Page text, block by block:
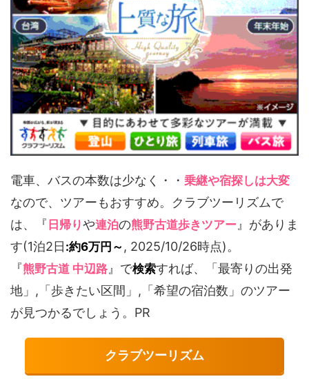
電車、バスの本数は少なく・・ 乗継や宿探しは大変
なので、ツアーもおすすめ。クラブツーリズムで
は、『 日帰りや連泊の熊野古道歩きツアー』がありま
す(1泊2日 :約6万円～ , 2025/10/26時点)。
『熊野古道 中辺路』で検索すれば、「最寄りの出発
地」,「歩きたい区間」,「希望の宿泊数」のツアー
が見つかるでしょう。PR
クラブツーリズム